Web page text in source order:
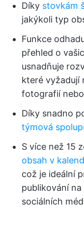
Díky stovkám
jakýkoli typ
Funkce
přehled o
usnadňuje
které vyžadují
fotografií
Díky snadno
týmová
S více než 15
obsah v
což je ideální
publikování
sociálních